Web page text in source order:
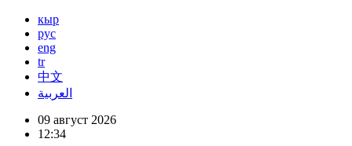
кыр
рус
eng
tr
中文
العربية
09 август 2026
12:34